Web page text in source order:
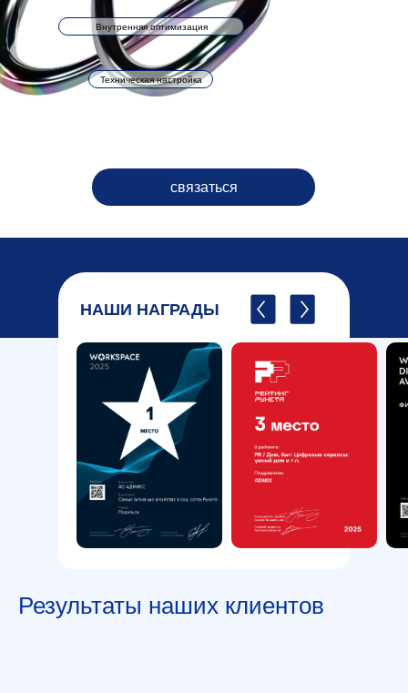
связаться
Внутренняя оптимизация
Техническая настройка
НАШИ НАГРАДЫ
Результаты наших клиентов